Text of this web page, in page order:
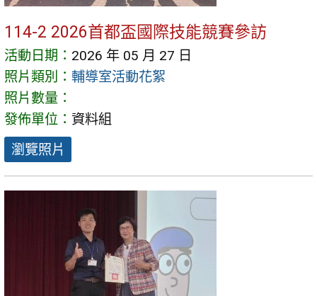
114-2 2026首都盃國際技能競賽參訪
活動日期： 2026 年 05 月 27 日
照片類別： 輔導室活動花絮
照片數量：
發佈單位： 資料組
瀏覽照片